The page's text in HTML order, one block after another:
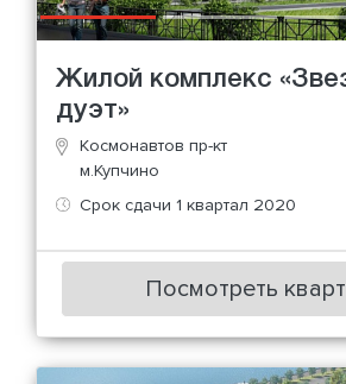
Жилой комплекс
дуэт»
Космонавтов пр-кт
м.Купчино
Срок сдачи 1 квартал 2020
Посмотреть